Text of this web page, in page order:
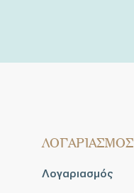
ΛΟΓΑΡΙΑΣΜΟΣ
Λογαριασμός